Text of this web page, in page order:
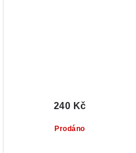
Prodáno
240 Kč